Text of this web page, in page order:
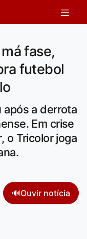
fase,
futebol
após a derrota
Em crise
o Tricolor joga
🔊Ouvir notícia